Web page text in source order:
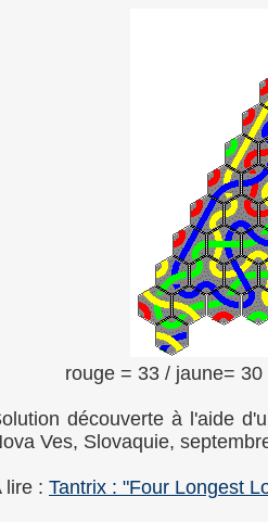
rouge = 33 / jaune=
découverte à l'aide
Ves, Slovaquie,
lire : Tantrix : "Four Longest